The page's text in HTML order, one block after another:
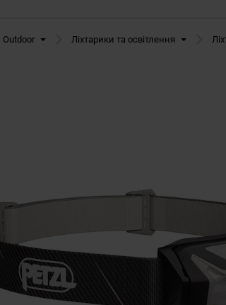
Outdoor Ліхтарики та освітлення